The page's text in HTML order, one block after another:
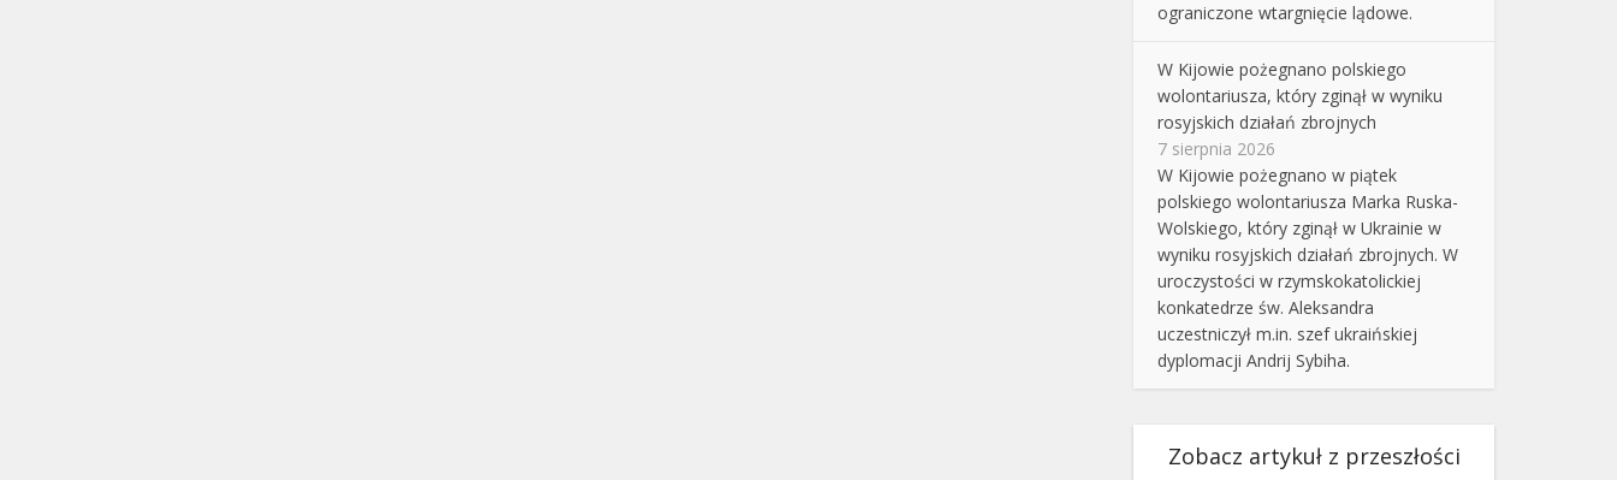
ograniczone wtargnięcie lądowe.
W Kijowie pożegnano polskiego
wolontariusza, który zginął w wyniku
rosyjskich działań zbrojnych
7 sierpnia 2026
W Kijowie pożegnano w piątek
polskiego wolontariusza Marka Ruska-
Wolskiego, który zginął w Ukrainie w
wyniku rosyjskich działań zbrojnych. W
uroczystości w rzymskokatolickiej
konkatedrze św. Aleksandra
uczestniczył m.in. szef ukraińskiej
dyplomacji Andrij Sybiha.
Zobacz artykuł z przeszłości